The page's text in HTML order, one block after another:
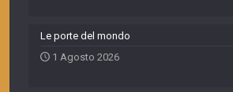
Le porte del mondo
1 Agosto 2026